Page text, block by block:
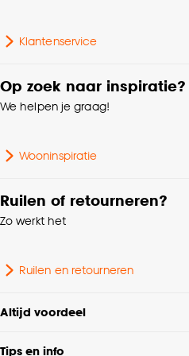
Samenstelling
Gewicht gram per m2
% Verduisterend
Klantenservice
Op zoek naar inspiratie?
We helpen je graag!
Wooninspiratie
Ruilen of retourneren?
Zo werkt het
Ruilen en retourneren
Altijd voordeel
Tips en info